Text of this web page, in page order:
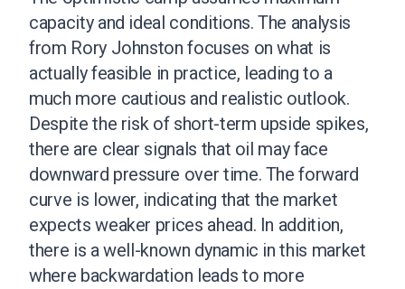
capacity and ideal conditions. The analysis
from Rory Johnston focuses on what is
actually feasible in practice, leading to a
much more cautious and realistic outlook.
Despite the risk of short-term upside spikes,
there are clear signals that oil may face
downward pressure over time. The forward
curve is lower, indicating that the market
expects weaker prices ahead. In addition,
there is a well-known dynamic in this market
where backwardation leads to more